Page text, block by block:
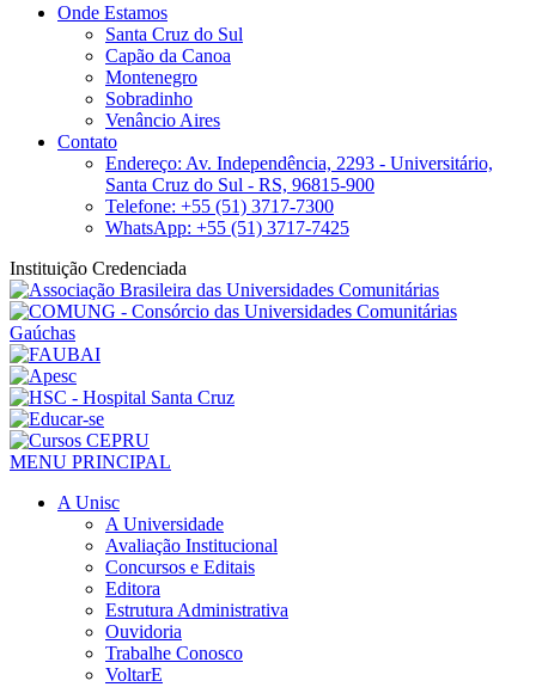
Onde Estamos
Santa Cruz do Sul
Capão da Canoa
Montenegro
Sobradinho
Venâncio Aires
Contato
Endereço: Av. Independência, 2293 - Universitário,
Santa Cruz do Sul - RS, 96815-900
Telefone: +55 (51) 3717-7300
WhatsApp: +55 (51) 3717-7425
Instituição Credenciada
MENU PRINCIPAL
A Unisc
A Universidade
Avaliação Institucional
Concursos e Editais
Editora
Estrutura Administrativa
Ouvidoria
Trabalhe Conosco
VoltarE